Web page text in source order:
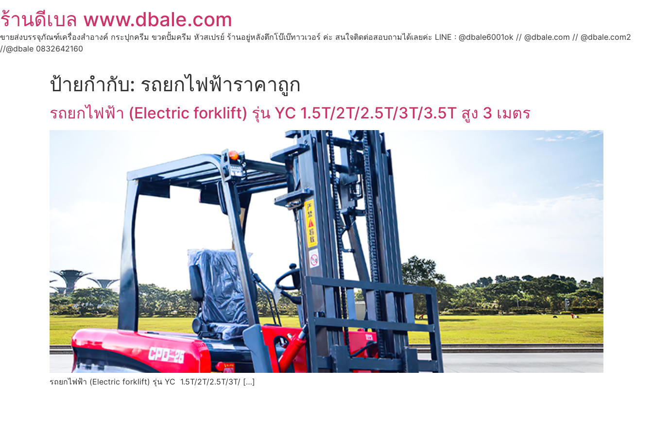
ร้านดีเบล www.dbale.com
ขายส่งบรรจุภัณฑ์เครื่องสำอางค์ กระปุกครีม ขวดปั้มครีม หัวสเปรย์ ร้านอยู่หลังตึกโบ๊เบ๊ทาวเวอร์ ค่ะ สนใจติดต่อสอบถามได้เลยค่ะ LINE : @dbale6001ok // @dbale.com // @dbale.com2
//@dbale 0832642160
ป้ายกำกับ: รถยกไฟฟ้าราคาถูก
รถยกไฟฟ้า (Electric forklift) รุ่น YC 1.5T/2T/2.5T/3T/3.5T สูง 3 เมตร
รถยกไฟฟ้า (Electric forklift) รุ่น YC 1.5T/2T/2.5T/3T/ […]